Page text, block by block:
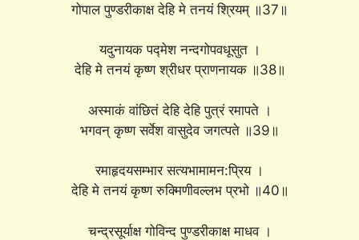
गोपाल पुण्डरीकाक्ष देहि मे तनयं श्रियम् ॥37॥
यदुनायक पद्मेश नन्दगोपवधूसुत ।
देहि मे तनयं कृष्ण श्रीधर प्राणनायक ॥38॥
अस्माकं वांछितं देहि देहि पुत्रं रमापते ।
भगवन् कृष्ण सर्वेश वासुदेव जगत्पते ॥39॥
रमाहृदयसम्भार सत्यभामामन:प्रिय ।
देहि मे तनयं कृष्ण रुक्मिणीवल्लभ प्रभो ॥40॥
चन्द्रसूर्याक्ष गोविन्द पुण्डरीकाक्ष माधव ।